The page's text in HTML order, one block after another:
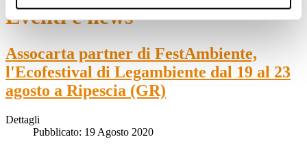
Eventi e news
Assocarta partner di FestAmbiente,
l'Ecofestival di Legambiente dal 19 al 23
agosto a Ripescia (GR)
Dettagli
Pubblicato: 19 Agosto 2020